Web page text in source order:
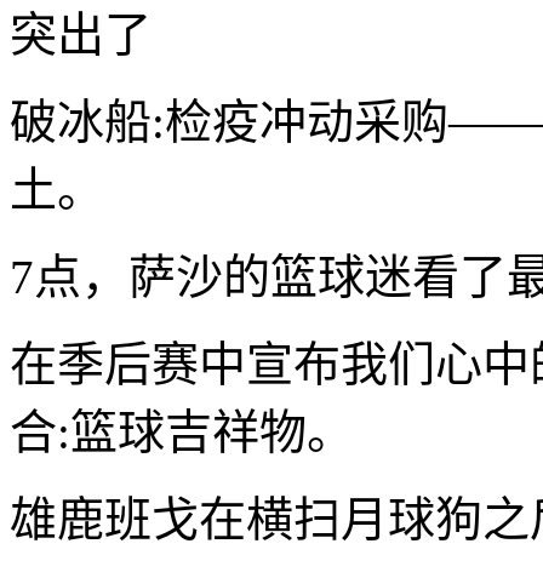
突出了
破冰船:检疫冲动采购——
土。
7点，萨沙的篮球迷看了
在季后赛中宣布我们心
合:篮球吉祥物。
雄鹿班戈在横扫月球狗